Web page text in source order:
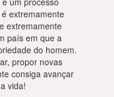
extremamente
extremamente
país em que a
do homem.
propor novas
consiga avançar
vida!